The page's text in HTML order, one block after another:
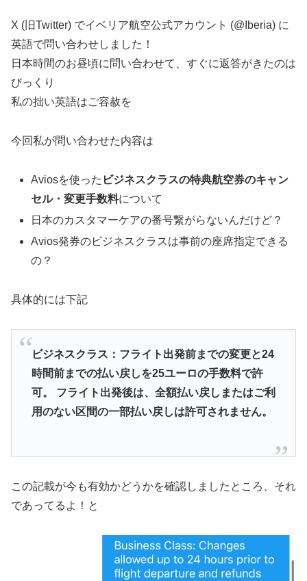
X (旧Twitter) でイベリア航空公式アカウント (@Iberia) に
英語で問い合わせしました！
日本時間のお昼頃に問い合わせて、すぐに返答がきたのは
びっくり
私の拙い英語はご容赦を
今回私が問い合わせた内容は
Aviosを使った ビジネスクラスの特典航空券のキャン
セル・変更手数料について
日本のカスタマーケアの番号繋がらないんだけど？
Avios発券のビジネスクラスは事前の座席指定できる
の？
具体的には下記
ビジネスクラス：フライト出発前までの変更と24
時間前までの払い戻しを25ユーロの手数料で許
可。 フライト出発後は、全額払い戻しまたはご利
用のない区間の一部払い戻しは許可されません。
この記載が今も有効かどうかを確認しましたところ、それ
であってるよ！と